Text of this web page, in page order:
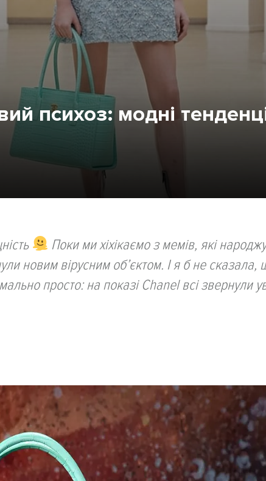
психоз: модні
Поки ми хіхікаємо з мемів, які
новим вірусним об’єктом. І я б не сказала,
просто: на показі Chanel всі звернули